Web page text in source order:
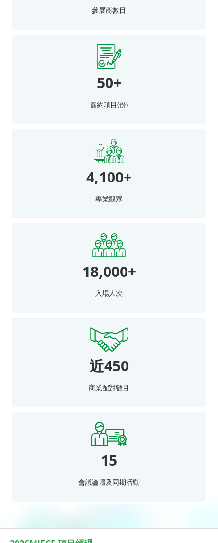
參展商數目
50+
簽約項目(份)
4,100+
專業觀眾
18,000+
入場人次
近450
商業配對數目
15
會議論壇及同期活動